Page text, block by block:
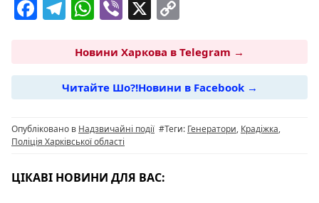
F
e
b
o
o
k
T
e
g
ra
m
W
at
s
A
p
p
Vi
er
X
p
y
Li
n
Новини Харкова в Telegram →
Читайте Шо?!Новини в Facebook →
Опубліковано в Надзвичайні події #Теги: Генератори, Крадіжка,
Поліція Харківської області
ЦІКАВІ НОВИНИ ДЛЯ ВАС: